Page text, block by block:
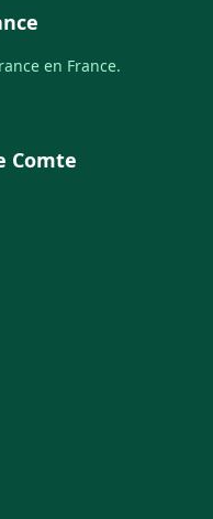
en France.
Comte